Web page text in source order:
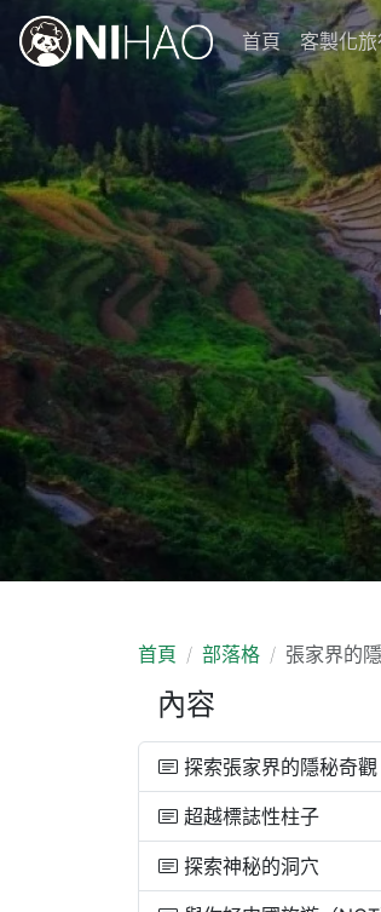
首頁 客製化
首頁 部落格 張家界的
內容
探索張家界的隱秘奇觀
超越標誌性柱子
探索神秘的洞穴